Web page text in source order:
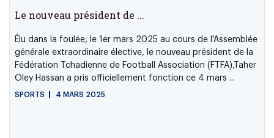
Le nouveau président de ...
Élu dans la foulée, le 1er mars 2025 au cours de l'Assemblée
générale extraordinaire élective, le nouveau président de la
Fédération Tchadienne de Football Association (FTFA),Taher
Oley Hassan a pris officiellement fonction ce 4 mars ...
SPORTS 4 MARS 2025